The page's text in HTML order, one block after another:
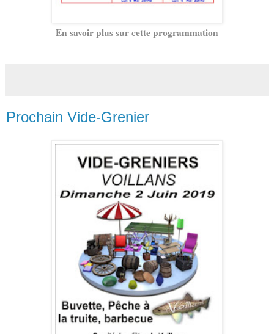
En savoir plus sur cette programmation
Prochain Vide-Grenier